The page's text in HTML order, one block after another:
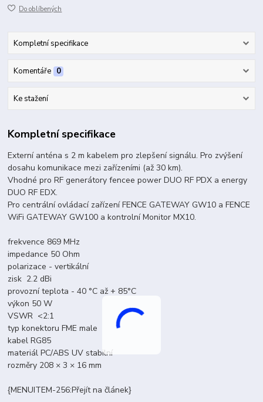
Do oblíbených
Kompletní specifikace
Komentáře 0
Ke stažení
Kompletní specifikace
Externí anténa s 2 m kabelem pro zlepšení signálu. Pro zvýšení
dosahu komunikace mezi zařízeními (až 30 km).
Vhodné pro RF generátory fencee power DUO RF PDX a energy
DUO RF EDX.
Pro centrální ovládací zařízení FENCE GATEWAY GW10 a FENCE
WiFi GATEWAY GW100 a kontrolní Monitor MX10.
frekvence 869 MHz
impedance 50 Ohm
polarizace - vertikální
zisk 2.2 dBi
provozní teplota - 40 °C až + 85°C
výkon 50 W
VSWR <2:1
typ konektoru FME male
kabel RG85
materiál PC/ABS UV stabilní
rozměry 208 × 3 × 16 mm
{MENUITEM-256:Přejít na článek}